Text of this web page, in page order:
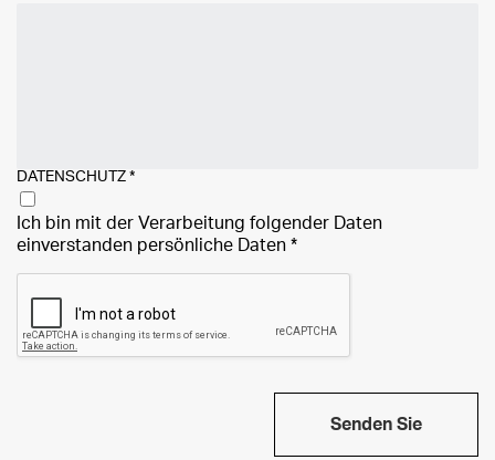
DATENSCHUTZ *
Ich bin mit der Verarbeitung folgender Daten
einverstanden persönliche Daten *
Senden Sie